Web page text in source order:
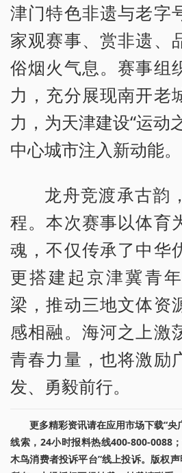
津门特色非遗与老字
家观赛事、赏非遗、
俗烟火气息。赛事组
力，充分展现南开老
力，为天津建设“运动
中心城市注入新动能。
龙舟竞渡承古韵
程。本次赛事以体育
魂，不仅传承了中华
更搭建起京津冀青
梁，推动三地文体资
感相融。海河之上激
青春力量，也将激励
发、勇毅前行。
更多精彩资讯请在应用市场下载“央
线索，24小时报料热线400-800-0088
木鸟消费者投诉平台”线上投诉。版权